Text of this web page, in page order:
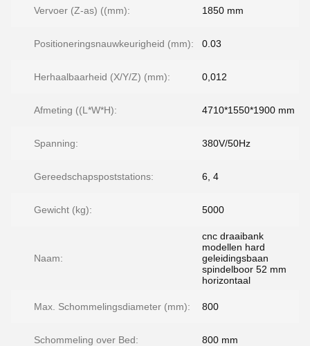
Vervoer (Z-as) ((mm): 1850 mm
Positioneringsnauwkeurigheid (mm): 0.03
Herhaalbaarheid (X/Y/Z) (mm): 0,012
Afmeting ((L*W*H): 4710*1550*1900 mm
Spanning: 380V/50Hz
Gereedschapspoststations: 6, 4
Gewicht (kg): 5000
Naam:
cnc draaibank
modellen hard
geleidingsbaan
spindelboor 52 mm
horizontaal
Max. Schommelingsdiameter (mm): 800
Schommeling over Bed: 800 mm